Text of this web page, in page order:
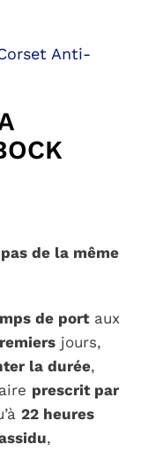
Anti-
de la même
de portaux
jours,
la durée,
prescrit par
22 heures
,